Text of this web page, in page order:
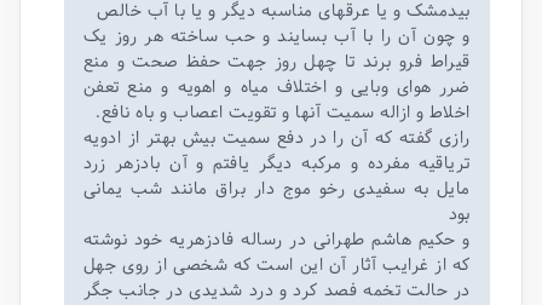
بیدمشک و یا عرقهای مناسبه دیگر و یا با آب خالص
و چون آن را با آب بسایند و حب ساخته هر روز یک
قیراط فرو برند تا چهل روز جهت حفظ صحت و منع
ضرر هوای وبایی و اختلاف میاه و اهویه و منع تعفن
اخلاط و ازاله سمیت آنها و تقویت اعصاب و باه نافع.
رازی گفته که آن را در دفع سمیت بیش بهتر از ادویه‌
تریاقیه مفرده و مرکبه دیگر یافتم و آن بادزهر زرد
مایل به سفیدی رخو موج دار براق مانند شب یمانی
بود
و حکیم هاشم طهرانی در رساله فادزهریه خود نوشته
که از غرایب آثار آن این است که شخصی از روی جهل
در حالت تخمه فصد کرد و درد شدیدی در جانب جگر